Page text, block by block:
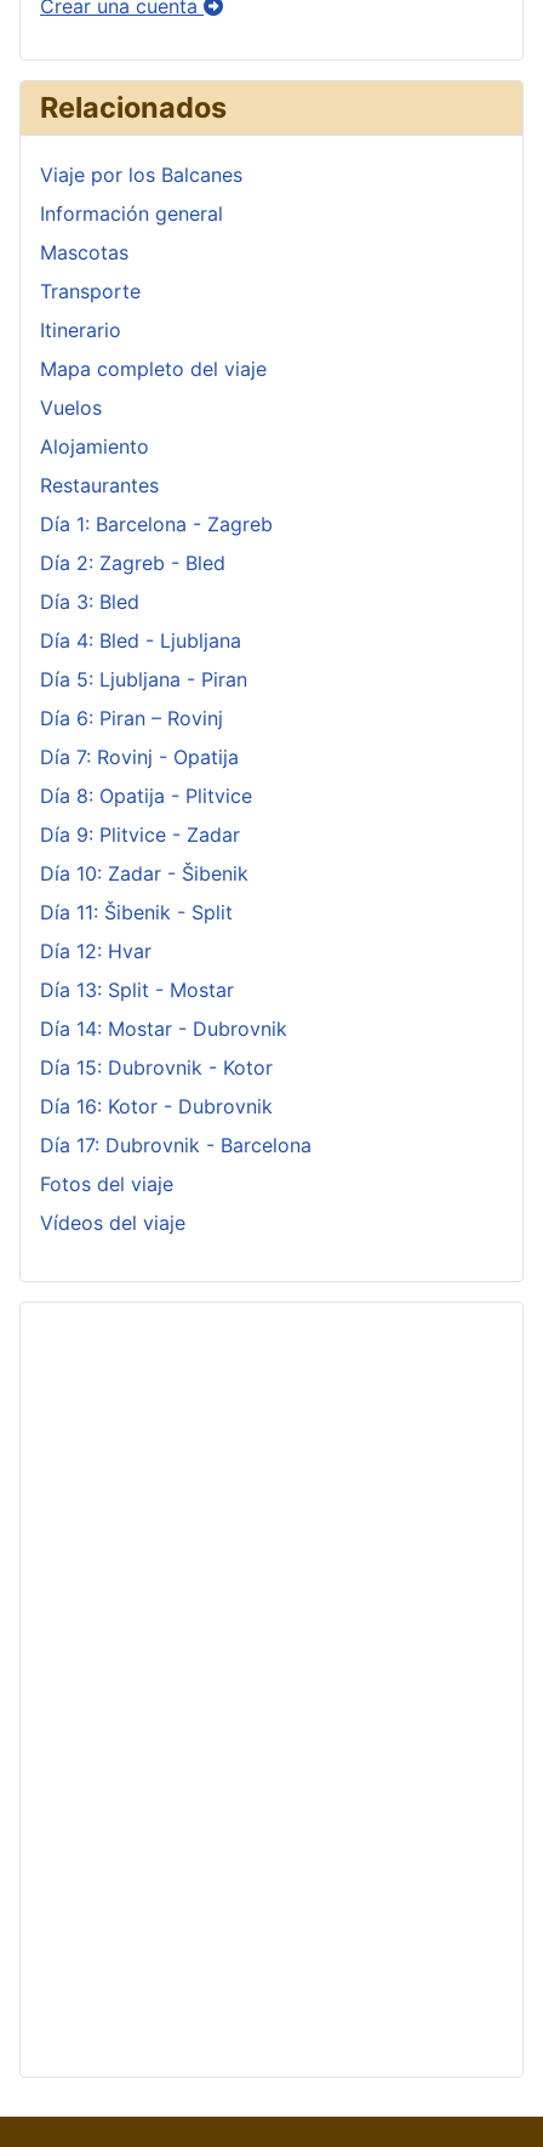
Crear una cuenta
Relacionados
Viaje por los Balcanes
Información general
Mascotas
Transporte
Itinerario
Mapa completo del viaje
Vuelos
Alojamiento
Restaurantes
Día 1: Barcelona - Zagreb
Día 2: Zagreb - Bled
Día 3: Bled
Día 4: Bled - Ljubljana
Día 5: Ljubljana - Piran
Día 6: Piran – Rovinj
Día 7: Rovinj - Opatija
Día 8: Opatija - Plitvice
Día 9: Plitvice - Zadar
Día 10: Zadar - Šibenik
Día 11: Šibenik - Split
Día 12: Hvar
Día 13: Split - Mostar
Día 14: Mostar - Dubrovnik
Día 15: Dubrovnik - Kotor
Día 16: Kotor - Dubrovnik
Día 17: Dubrovnik - Barcelona
Fotos del viaje
Vídeos del viaje